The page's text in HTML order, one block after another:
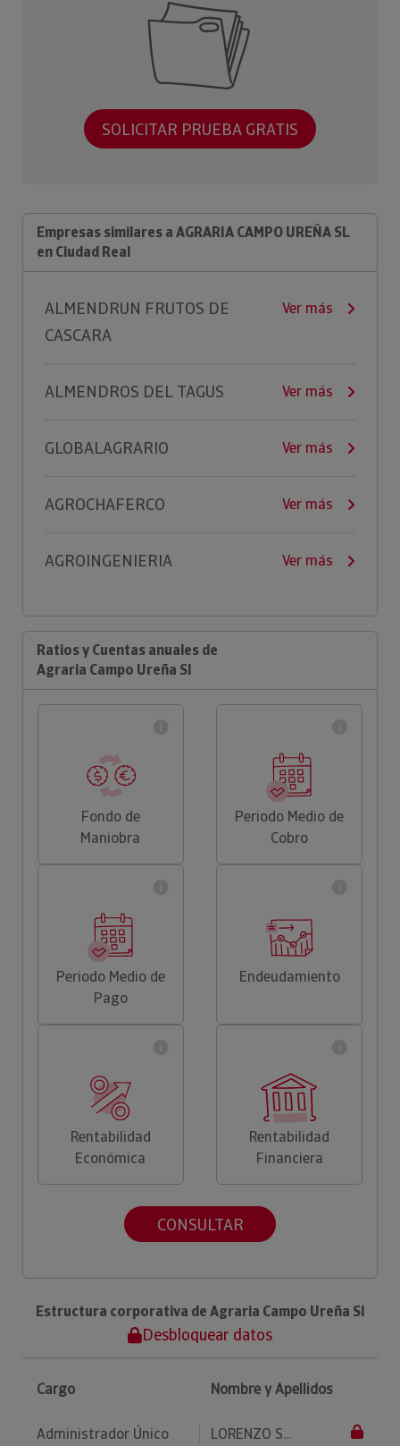
SOLICITAR PRUEBA GRATIS
Empresas similares a AGRARIA CAMPO UREÑA SL
en Ciudad Real
ALMENDRUN FRUTOS DE
CASCARA
Ver más
ALMENDROS DEL TAGUS Ver más
GLOBALAGRARIO Ver más
AGROCHAFERCO Ver más
AGROINGENIERIA Ver más
Ratios y Cuentas anuales de
Agraria Campo Ureña Sl
Fondo de
Maniobra
Periodo Medio de
Cobro
Periodo Medio de
Pago
Endeudamiento
Rentabilidad
Económica
Rentabilidad
Financiera
CONSULTAR
Estructura corporativa de Agraria Campo Ureña Sl
Desbloquear datos
Cargo Nombre y Apellidos
Administrador Único LORENZO S...